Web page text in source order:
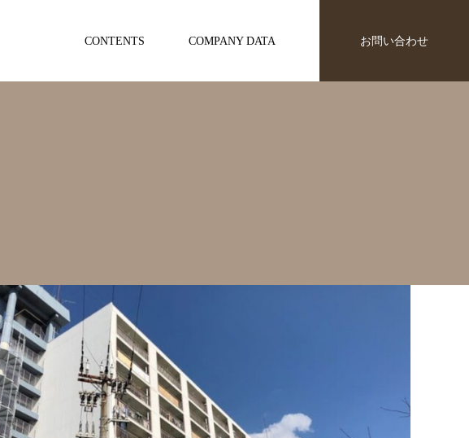
CONTENTS COMPANY DATA お問い合わせ